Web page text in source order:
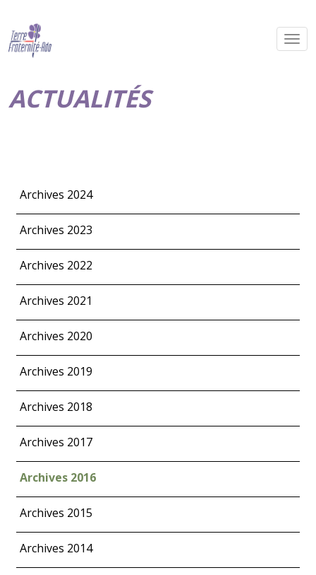
ACTUALITÉS
Archives 2024
Archives 2023
Archives 2022
Archives 2021
Archives 2020
Archives 2019
Archives 2018
Archives 2017
Archives 2016
Archives 2015
Archives 2014